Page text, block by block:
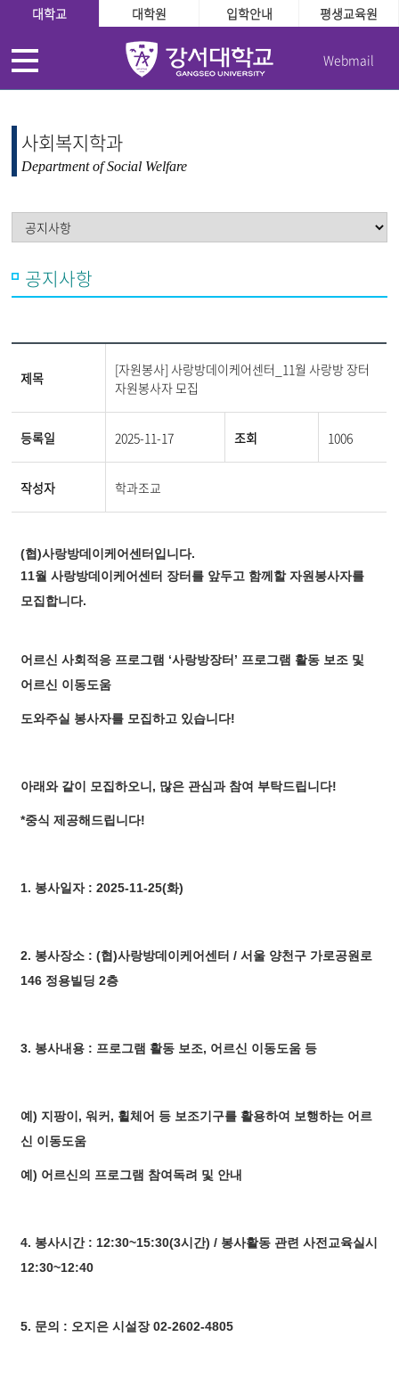
대학교 대학원 입학안내 평생교육원
Webmail
사회복지학과
Department of Social Welfare
공지사항
제목
[자원봉사] 사랑방데이케어센터_11월 사랑방 장터
자원봉사자 모집
등록일 2025-11-17 조회 1006
작성자 학과조교
(협)사랑방데이케어센터입니다.
11월 사랑방데이케어센터 장터를 앞두고 함께할 자원봉사자를
모집합니다.
어르신 사회적응 프로그램 ‘사랑방장터’ 프로그램 활동 보조 및
어르신 이동도움
도와주실 봉사자를 모집하고 있습니다!
아래와 같이 모집하오니, 많은 관심과 참여 부탁드립니다!
*중식 제공해드립니다!
1. 봉사일자 : 2025-11-25(화)
2. 봉사장소 : (협)사랑방데이케어센터 / 서울 양천구 가로공원로
146 정용빌딩 2층
3. 봉사내용 : 프로그램 활동 보조, 어르신 이동도움 등
예) 지팡이, 워커, 휠체어 등 보조기구를 활용하여 보행하는 어르
신 이동도움
예) 어르신의 프로그램 참여독려 및 안내
4. 봉사시간 : 12:30~15:30(3시간) / 봉사활동 관련 사전교육실시
12:30~12:40
5. 문의 : 오지은 시설장 02-2602-4805